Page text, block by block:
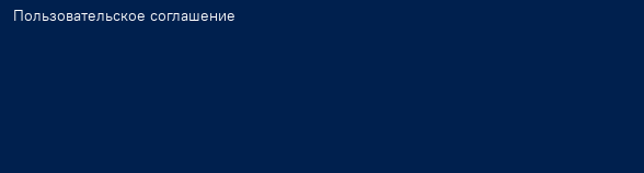
Пользовательское соглашение